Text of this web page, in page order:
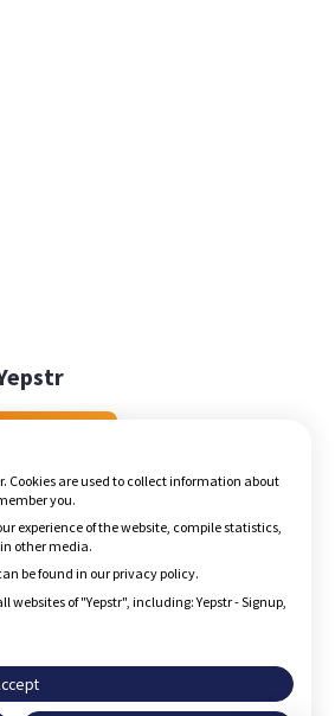
Cookies are used to collect information about
you.
experience of the website, compile statistics,
other media.
be found in our privacy policy.
websites of "Yepstr", including: Yepstr - Signup,